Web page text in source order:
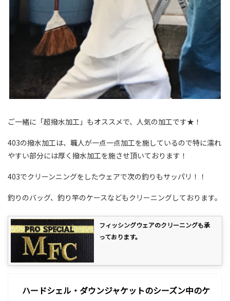
ご一緒に「超撥水加工」もオススメで、人気の加工です★！
403の撥水加工は、職人が一点一点加工を施しているので特に濡れ
やすい部分には厚く撥水加工を施させ頂いております！
403でクリーンニングをしたウェアで次の釣りもサッパリ！！
釣りのバッグ、釣り竿のケースなどもクリーニングしております。
フィッシングウェアのクリーニングも承
っております。
ハードシェル・ダウンジャケットのシーズン中のケ